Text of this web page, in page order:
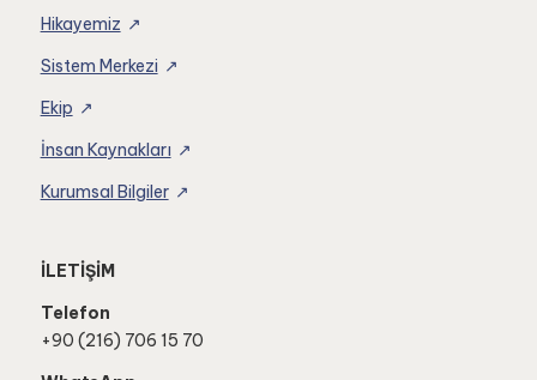
Hikayemiz
Sistem Merkezi
Ekip
İnsan Kaynakları
Kurumsal Bilgiler
İLETİŞİM
Telefon
+90 (216) 706 15 70